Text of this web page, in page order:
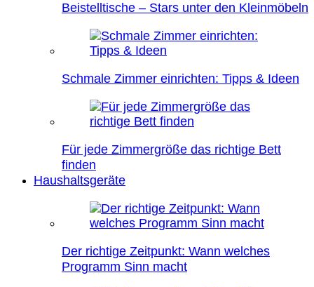
Beistelltische – Stars unter den Kleinmöbeln
Schmale Zimmer einrichten: Tipps & Ideen
Für jede Zimmergröße das richtige Bett
finden
Haushaltsgeräte
Der richtige Zeitpunkt: Wann welches
Programm Sinn macht